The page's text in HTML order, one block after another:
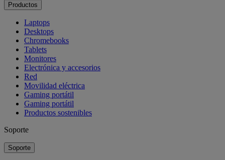
Productos
Laptops
Desktops
Chromebooks
Tablets
Monitores
Electrónica y accesorios
Red
Movilidad eléctrica
Gaming portátil
Gaming portátil
Productos sostenibles
Soporte
Soporte